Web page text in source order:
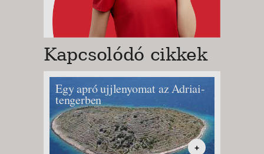
Kapcsolódó cikkek
Egy apró ujjlenyomat az Adriai-
tengerben
+